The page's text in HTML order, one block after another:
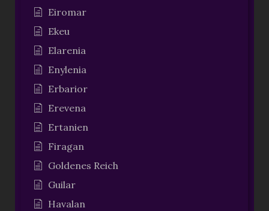
Eiromar
Ekeu
Elarenia
Enylenia
Erbarior
Erevena
Ertanien
Firagan
Goldenes Reich
Guilar
Havalan